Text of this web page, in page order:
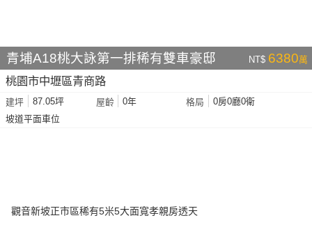
青埔A18桃大詠第一排稀有雙車豪邸 NT$ 6380萬
桃園市中壢區青商路
建坪 87.05坪 屋齡 0年 格局
0房0廳0衛
坡道平面車位